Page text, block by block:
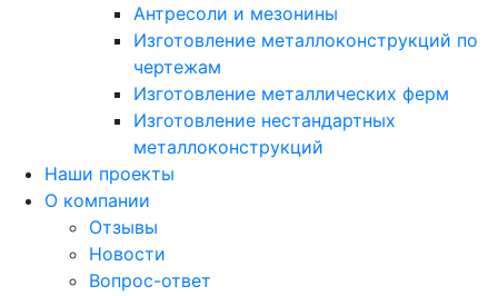
Антресоли и мезонины
Изготовление металлоконструкций по
чертежам
Изготовление металлических ферм
Изготовление нестандартных
металлоконструкций
Наши проекты
О компании
Отзывы
Новости
Вопрос-ответ